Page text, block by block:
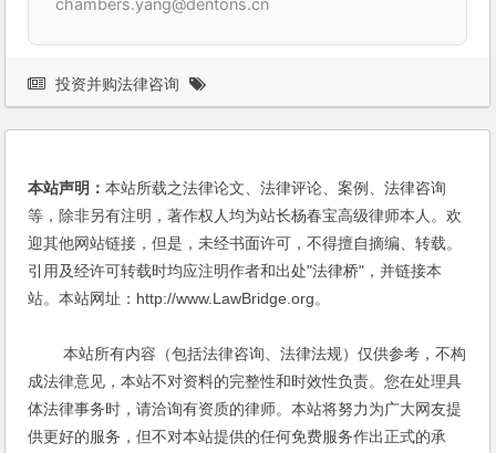
投资并购法律咨询
本站声明：本站所载之法律论文、法律评论、案例、法律咨询
等，除非另有注明，著作权人均为站长杨春宝高级律师本人。欢
迎其他网站链接，但是，未经书面许可，不得擅自摘编、转载。
引用及经许可转载时均应注明作者和出处"法律桥"，并链接本
站。本站网址：http://www.LawBridge.org。
本站所有内容（包括法律咨询、法律法规）仅供参考，不构
成法律意见，本站不对资料的完整性和时效性负责。您在处理具
体法律事务时，请洽询有资质的律师。本站将努力为广大网友提
供更好的服务，但不对本站提供的任何免费服务作出正式的承